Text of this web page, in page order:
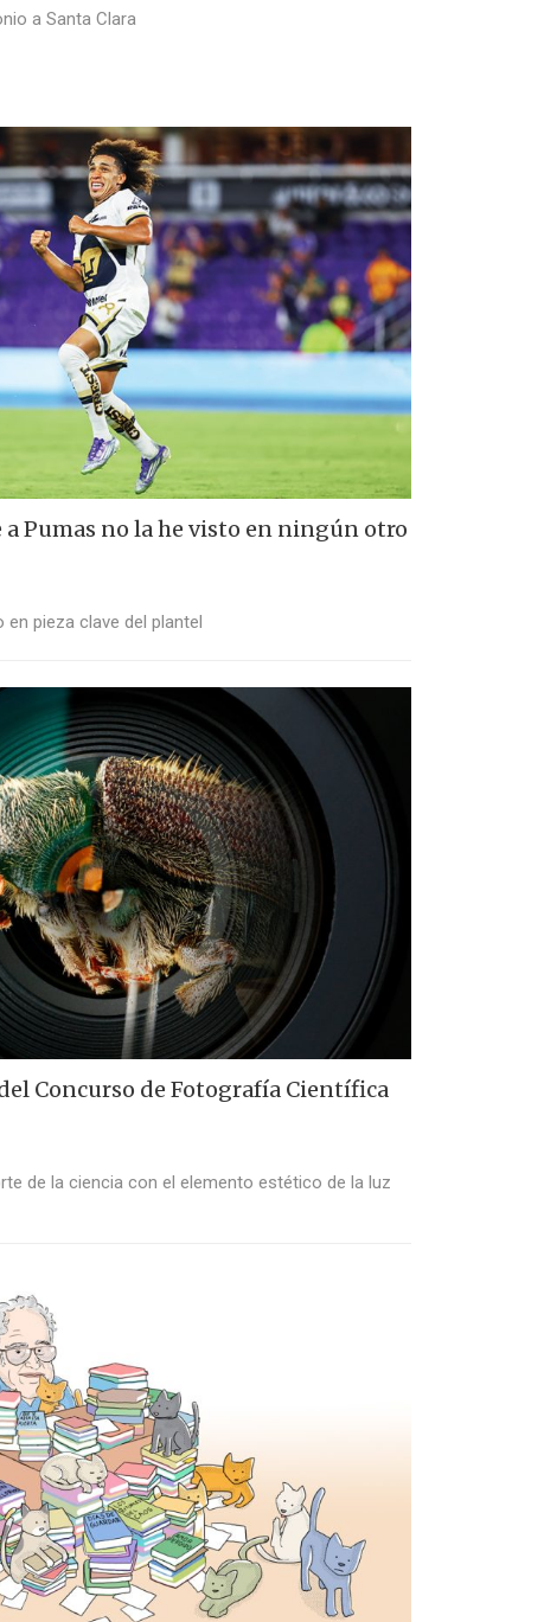
a Santa Clara
a Pumas no la he visto en ningún otro
pieza clave del plantel
Concurso de Fotografía Científica
de la ciencia con el elemento estético de la luz